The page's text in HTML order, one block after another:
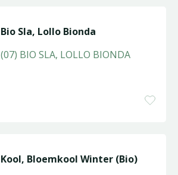
Bio Sla, Lollo Bionda
(07) BIO SLA, LOLLO BIONDA
Kool, Bloemkool Winter (Bio)